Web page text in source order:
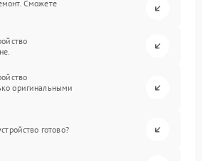
Сможете
оригинальными
готово?